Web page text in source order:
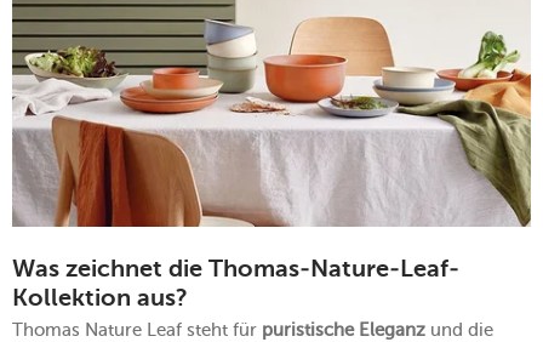
Was zeichnet die Thomas-Nature-Leaf-
Kollektion aus?
Thomas Nature Leaf steht für puristische Eleganz und die